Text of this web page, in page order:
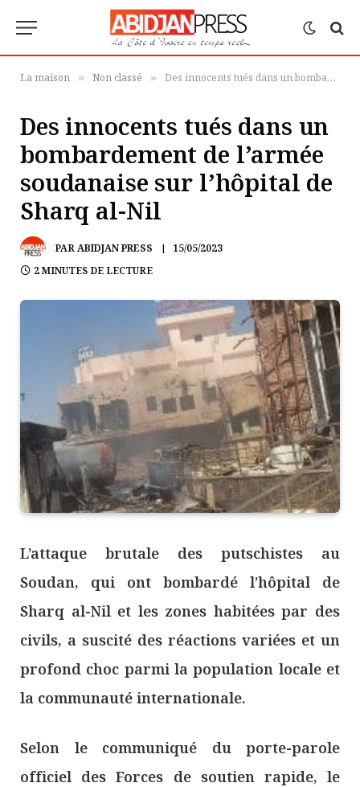
La maison » Non classé » Des innocents tués dans un bombardement de l’armée soudanaise sur l’hôpital de Sharq al-Nil
Des innocents tués dans un
bombardement de l’armée
soudanaise sur l’hôpital de
Sharq al-Nil
PARABIDJAN PRESS
15/05/2023
2 MINUTES DE LECTURE
L’attaque brutale des putschistes au
Soudan, qui ont bombardé l’hôpital de
Sharq al-Nil et les zones habitées par des
civils, a suscité des réactions variées et un
profond choc parmi la population locale et
la communauté internationale.
Selon le communiqué du porte-parole
officiel des Forces de soutien rapide, le